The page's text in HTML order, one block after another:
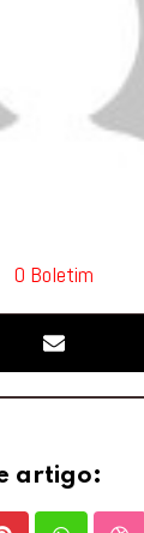
O Boletim
artigo: